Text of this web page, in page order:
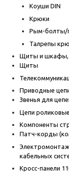
Коуши DIN
Крюки
Рым-болты/
Талрепы
Щиты и шкафы,
Щиты
Приводные
Звенья для
Цепи роликовые
Компоненты
Патч-корды
кабельных
Кросс-панели